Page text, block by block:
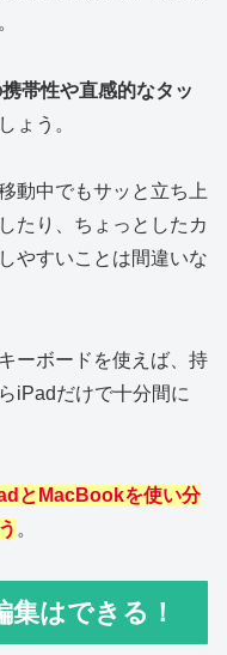
帯性や直感的なタッ
ょう。
動中でもサッと立ち上
たり、ちょっとしたカ
やすいことは間違いな
ーボードを使えば、持
iPadだけで十分間に
とMacBookを使い分
。
はできる！